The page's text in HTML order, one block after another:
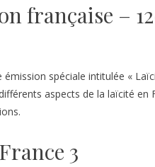
française –
spéciale intitulée «
aspects de la laïcité en
3